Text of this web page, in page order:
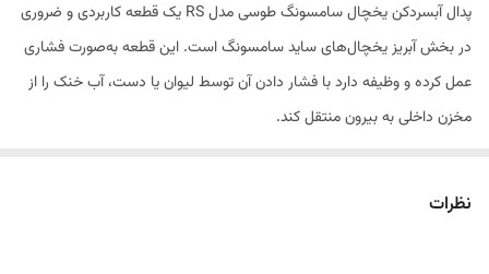
پدال آبسردکن یخچال سامسونگ طوسی مدل RS یک قطعه کاربردی و ضروری
در بخش آبریز یخچال‌های ساید سامسونگ است. این قطعه به‌صورت فشاری
عمل کرده و وظیفه دارد با فشار دادن آن توسط لیوان یا دست، آب خنک را از
مخزن داخلی به بیرون منتقل کند.
نظرات